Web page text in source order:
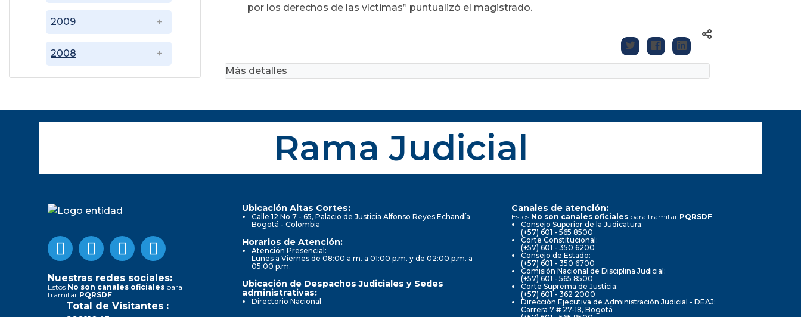
2008
2009
por los derechos de las víctimas” puntualizó el magistrado.
Más detalles
Rama Judicial
Nuestras redes sociales:
Estos No son canales oficiales para
tramitar PQRSDF
Total de Visitantes :
Ubicación Altas Cortes:
Calle 12 No 7 - 65, Palacio de Justicia Alfonso Reyes Echandía
Bogotá - Colombia
Horarios de Atención:
Atención Presencial:
Lunes a Viernes de 08:00 a.m. a 01:00 p.m. y de 02:00 p.m. a
05:00 p.m.
Ubicación de Despachos Judiciales y Sedes
administrativas:
Directorio Nacional
Canales de atención:
Estos No son canales oficiales para tramitar PQRSDF
Consejo Superior de la Judicatura:
(+57) 601 - 565 8500
Corte Constitucional:
(+57) 601 - 350 6200
Consejo de Estado:
(+57) 601 - 350 6700
Comisión Nacional de Disciplina Judicial:
(+57) 601 - 565 8500
Corte Suprema de Justicia:
(+57) 601 - 362 2000
Dirección Ejecutiva de Administración Judicial - DEAJ:
Carrera 7 # 27-18, Bogotá